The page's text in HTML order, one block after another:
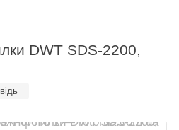
DWT SDS-2200,